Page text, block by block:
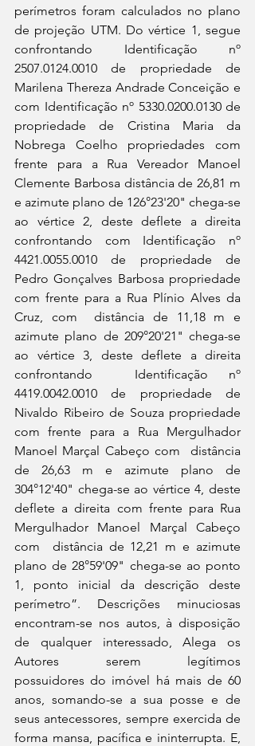
perímetros foram calculados no plano
de projeção UTM. Do vértice 1, segue
confrontando Identificação nº
2507.0124.0010 de propriedade de
Marilena Thereza Andrade Conceição e
com Identificação nº 5330.0200.0130 de
propriedade de Cristina Maria da
Nobrega Coelho propriedades com
frente para a Rua Vereador Manoel
Clemente Barbosa distância de 26,81 m
e azimute plano de 126°23'20" chega-se
ao vértice 2, deste deflete a direita
confrontando com Identificação nº
4421.0055.0010 de propriedade de
Pedro Gonçalves Barbosa propriedade
com frente para a Rua Plínio Alves da
Cruz, com  distância de 11,18 m e
azimute plano de 209°20'21" chega-se
ao vértice 3, deste deflete a direita
confrontando  Identificação nº
4419.0042.0010 de propriedade de
Nivaldo Ribeiro de Souza propriedade
com frente para a Rua Mergulhador
Manoel Marçal Cabeço com  distância
de 26,63 m e azimute plano de
304°12'40" chega-se ao vértice 4, deste
deflete a direita com frente para Rua
Mergulhador Manoel Marçal Cabeço
com  distância de 12,21 m e azimute
plano de 28°59'09" chega-se ao ponto
1, ponto inicial da descrição deste
perímetro”. Descrições minuciosas
encontram-se nos autos, à disposição
de qualquer interessado, Alega os
Autores serem legítimos
possuidores do imóvel há mais de 60
anos, somando-se a sua posse e de
seus antecessores, sempre exercida de
forma mansa, pacífica e ininterrupta. E,